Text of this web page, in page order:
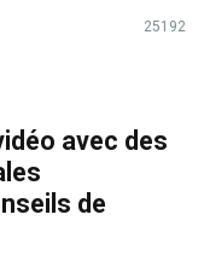
25192
avec des
de